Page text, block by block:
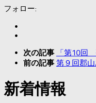
フォロー:
次の記事 「第10回
前の記事 第９回郡
新着情報